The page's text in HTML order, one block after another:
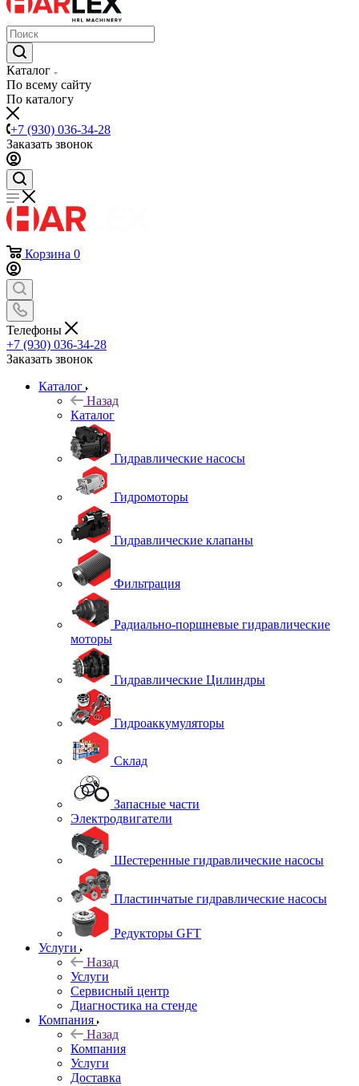
Каталог
По всему сайту
По каталогу
+7 (930) 036-34-28
Заказать звонок
Корзина 0
Телефоны
+7 (930) 036-34-28
Заказать звонок
Каталог
Назад
Каталог
Гидравлические насосы
Гидромоторы
Гидравлические клапаны
Фильтрация
Радиально-поршневые гидравлические
моторы
Гидравлические Цилиндры
Гидроаккумуляторы
Склад
Запасные части
Электродвигатели
Шестеренные гидравлические насосы
Пластинчатые гидравлические насосы
Редукторы GFT
Услуги
Назад
Услуги
Сервисный центр
Диагностика на стенде
Компания
Назад
Компания
Услуги
Доставка